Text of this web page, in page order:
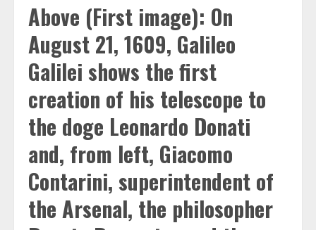
Above (First image): On
August 21, 1609, Galileo
Galilei shows the first
creation of his telescope to
the doge Leonardo Donati
and, from left, Giacomo
Contarini, superintendent of
the Arsenal, the philosopher